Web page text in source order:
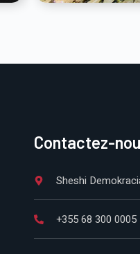
Contactez-
Sheshi
+355 68 300 0005